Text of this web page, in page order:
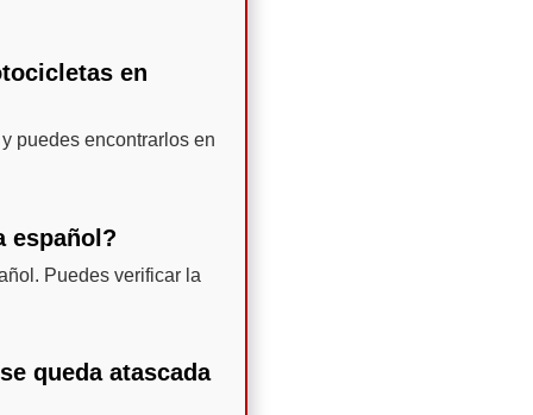
en
puedes encontrarlos en
español?
Puedes verificar la
queda atascada